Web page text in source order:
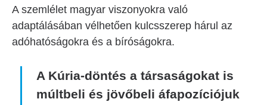
A szemlélet magyar viszonyokra való
adaptálásában vélhetően kulcsszerep hárul az
adóhatóságokra és a bíróságokra.
A Kúria-döntés a társaságokat is
múltbeli és jövőbeli áfapozíciójuk